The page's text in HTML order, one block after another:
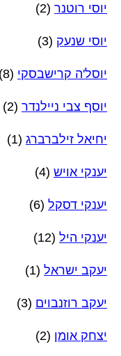
יוסי רוטנר (2)
יוסי שנעק (3)
יוסל'ה קרישבסקי (8)
יוסף צבי ניילנדר (2)
יחיאל זילברברג (1)
יענקי אויש (4)
יענקי דסקל (6)
יענקי היל (12)
יעקב ישראל (1)
יעקב רוזנבוים (3)
יצחק אומן (2)